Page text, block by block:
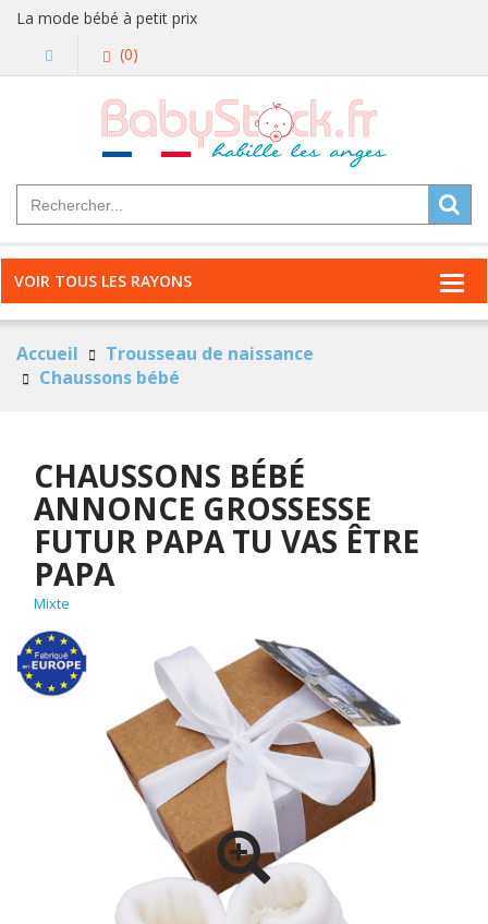
La mode bébé à petit prix
(0)
VOIR TOUS LES RAYONS
Accueil
Trousseau de naissance
Chaussons bébé
CHAUSSONS BÉBÉ
ANNONCE GROSSESSE
FUTUR PAPA TU VAS ÊTRE
PAPA
Mixte